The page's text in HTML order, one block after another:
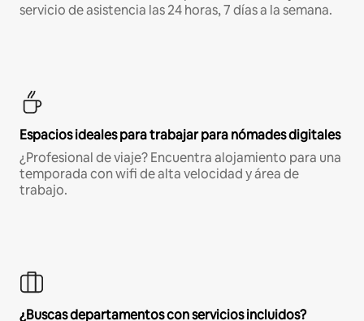
servicio de asistencia las 24 horas, 7 días a la semana.
Espacios ideales para trabajar para nómades digitales
¿Profesional de viaje? Encuentra alojamiento para una
temporada con wifi de alta velocidad y área de
trabajo.
¿Buscas departamentos con servicios incluidos?